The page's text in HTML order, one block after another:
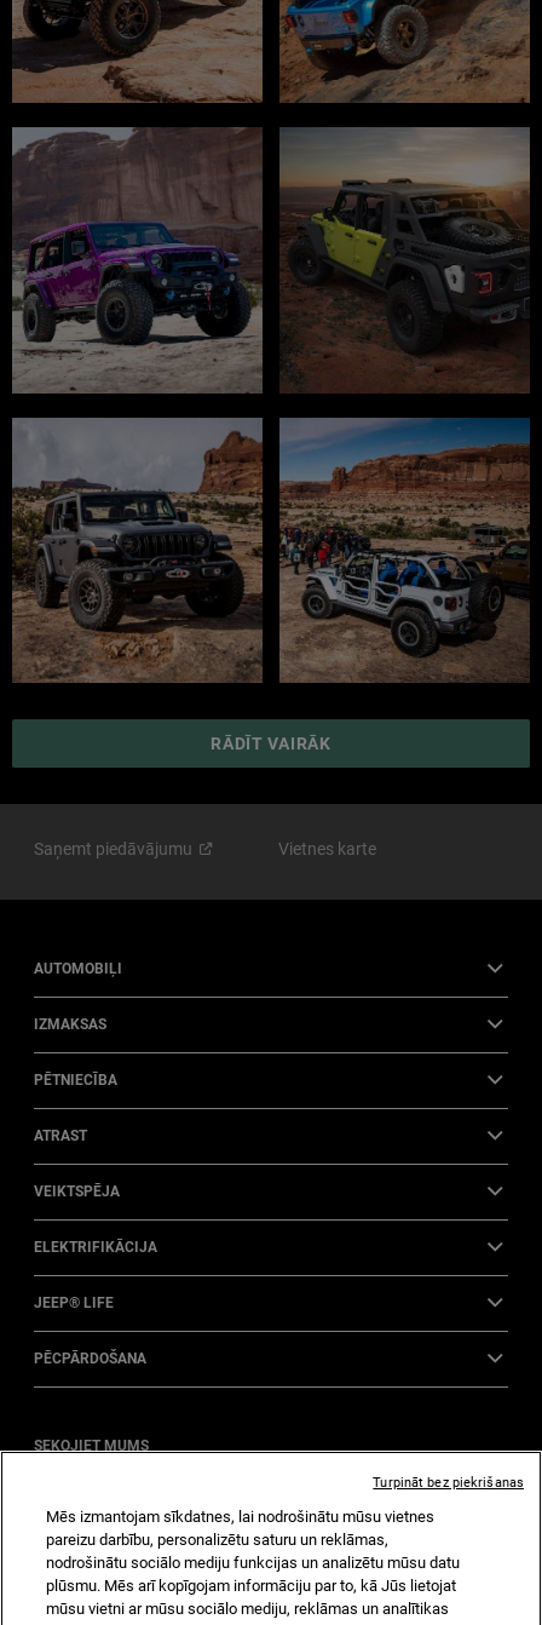
RĀDĪT VAIRĀK
Saņemt piedāvājumu Vietnes karte
AUTOMOBIĻI
IZMAKSAS
PĒTNIECĪBA
ATRAST
VEIKTSPĒJA
ELEKTRIFIKĀCIJA
JEEP® LIFE
PĒCPĀRDOŠANA
SEKOJIET MUMS
Jeep
Instagram
Jeep
vietni
Facebook
Jeep
vietni
YouTube
Sākums Privātuma politika Sīkdatnes
Mēs izmantojam sīkdatnes, lai nodrošinātu mūsu vietnes
pareizu darbību, personalizētu saturu un reklāmas,
nodrošinātu sociālo mediju funkcijas un analizētu mūsu datu
plūsmu. Mēs arī kopīgojam informāciju par to, kā Jūs lietojat
mūsu vietni ar mūsu sociālo mediju, reklāmas un analītikas
Turpināt bez piekrišanas